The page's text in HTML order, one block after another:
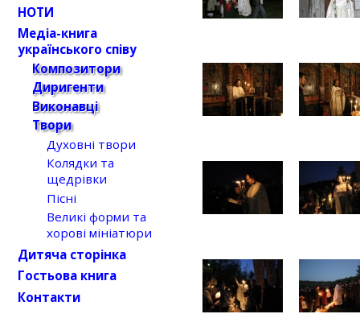
НОТИ
Медіа-книга
українського співу
Композитори
Диригенти
Виконавці
Твори
Духовні твори
Колядки та
щедрівки
Пісні
Великі форми та
хорові мініатюри
Дитяча сторінка
Гостьова книга
Контакти